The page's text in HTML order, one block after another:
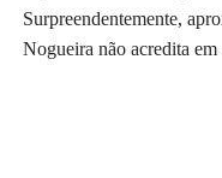
Surpreendentemente,
Nogueira não acredita em